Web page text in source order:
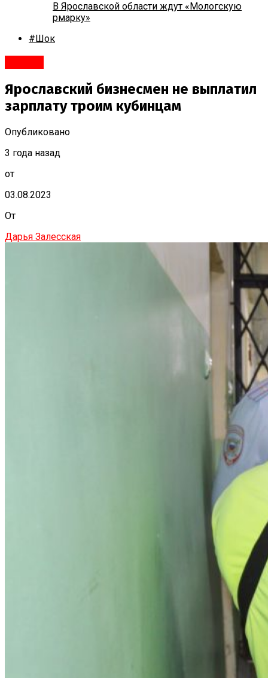
В Ярославской области ждут «Мологскую
рмарку»
#Шок
Ярославский бизнесмен не выплатил
зарплату троим кубинцам
Опубликовано
3 года назад
от
03.08.2023
От
Дарья Залесская